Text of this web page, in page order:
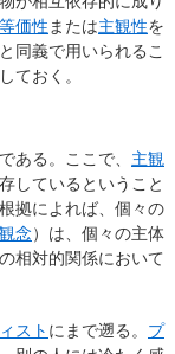
等価性 または主観性を
と同義で用いられるこ
ておく。
ある。ここで、 主観
しているということ
拠によれば、個々の
観念）は、個々の主体
相対的関係において
スト にまで遡る。 プ